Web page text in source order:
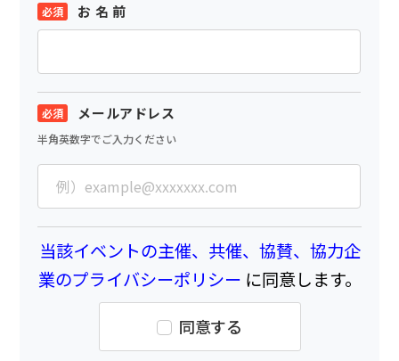
お 名 前
メールアドレス
半角英数字でご入力ください
当該イベントの主催、共催、協賛、協力企
業のプライバシーポリシー に同意します。
同意する